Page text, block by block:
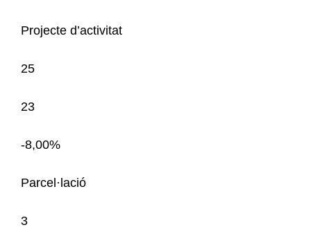
Projecte d’activitat
25
23
-8,00%
Parcel·lació
3